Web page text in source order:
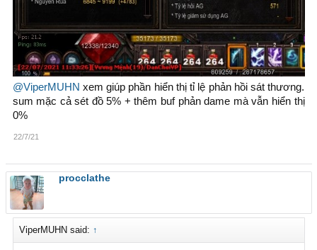
@ViperMUHN xem giúp phần hiển thị tỉ lệ phản hồi sát thương.
sum mặc cả sét đồ 5% + thêm buf phản dame mà vẫn hiển thị
0%
22/7/21
procclathe
ViperMUHN said: ↑